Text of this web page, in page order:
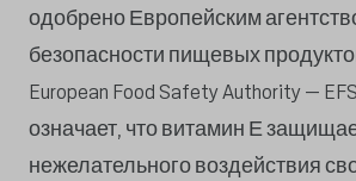
одобрено Европейским
безопасности пищевых
European Food Safety Authority –
означает, что витамин Е
нежелательного воздействия